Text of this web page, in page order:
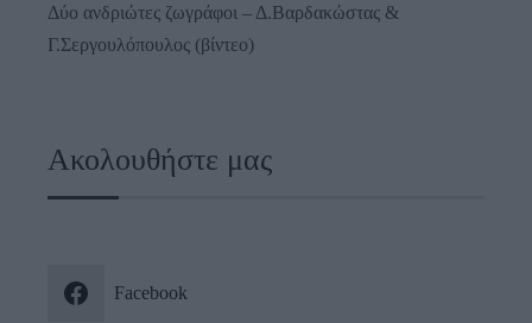
Δύο ανδριώτες ζωγράφοι – Δ.Βαρδακώστας &
Γ.Σεργουλόπουλος (βίντεο)
Ακολουθήστε μας
Facebook